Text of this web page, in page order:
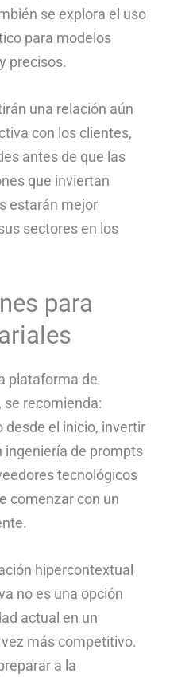
se explora el uso
para modelos
precisos.
una relación aún
con los clientes,
antes de que las
que inviertan
estarán mejor
sectores en los
para
plataforma de
recomienda:
el inicio, invertir
ingeniería de prompts
tecnológicos
comenzar con un
hipercontextual
no es una opción
actual en un
más competitivo.
a la